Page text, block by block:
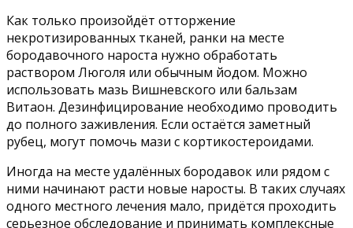
Как только произойдёт отторжение
некротизированных тканей, ранки на месте
бородавочного нароста нужно обработать
раствором Люголя или обычным йодом. Можно
использовать мазь Вишневского или бальзам
Витаон. Дезинфицирование необходимо проводить
до полного заживления. Если остаётся заметный
рубец, могут помочь мази с кортикостероидами.
Иногда на месте удалённых бородавок или рядом с
ними начинают расти новые наросты. В таких случаях
одного местного лечения мало, придётся проходить
серьезное обследование и принимать комплексные